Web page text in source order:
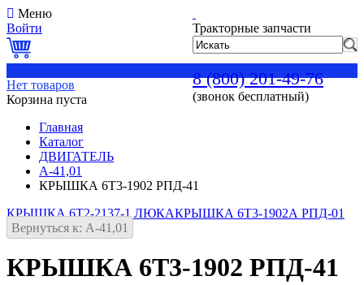
Тракторные запчасти
8 (800) 201-49-76
(звонок бесплатный)
Меню
Войти
Нет товаров
Корзина пуста
Главная
Каталог
ДВИГАТЕЛЬ
А-41,01
КРЫШКА 6Т3-1902 РПД-41
КРЫШКА 6Т2-2137-1 ЛЮКАКРЫШКА 6Т3-1902А РПД-01
Вернуться к: А-41,01
КРЫШКА 6Т3-1902 РПД-41